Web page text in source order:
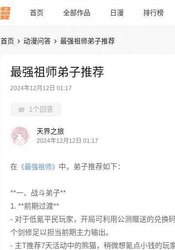
首页 全部作品 日漫 排行榜
首页  动漫问答  最强祖师弟子推荐
最强祖师弟子推荐
2024年12月12日 01:17
1个回答
天界之旅
2024年12月12日 01:17
在 《最强祖师》 中，弟子推荐如下：
**一、战斗弟子**
1. **前期过渡**
- 对于低氪平民玩家，开局可利用公测赠送的兑换
个剑修足以担当前期主力输出。
- 主T推荐7天活动中的熊猫，稍微想氪点小钱的玩